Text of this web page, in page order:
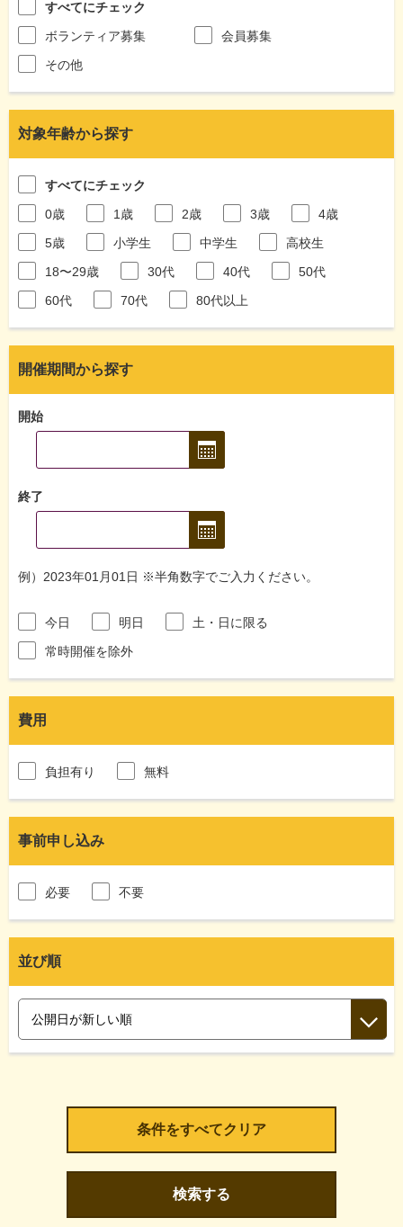
すべてにチェック
ボランティア募集
会員募集
その他
対象年齢から探す
すべてにチェック
0歳
1歳 2歳 3歳
4歳
5歳
小学生 中学生
高校生
18〜29歳
30代 40代
50代
60代
70代 80代以上
開催期間から探す
開始
終了
例）2023年01月01日 ※半角数字でご入力ください。
今日 明日
土・日に限る
常時開催を除外
費用
負担有り 無料
事前申し込み
必要 不要
並び順
検索する